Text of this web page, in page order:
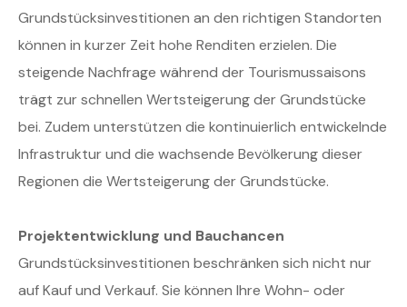
Grundstücksinvestitionen an den richtigen Standorten
können in kurzer Zeit hohe Renditen erzielen. Die
steigende Nachfrage während der Tourismussaisons
trägt zur schnellen Wertsteigerung der Grundstücke
bei. Zudem unterstützen die kontinuierlich entwickelnde
Infrastruktur und die wachsende Bevölkerung dieser
Regionen die Wertsteigerung der Grundstücke.
Projektentwicklung und Bauchancen
Grundstücksinvestitionen beschränken sich nicht nur
auf Kauf und Verkauf. Sie können Ihre Wohn- oder